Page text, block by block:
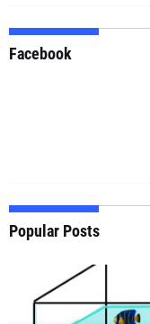
Facebook
Popular Posts